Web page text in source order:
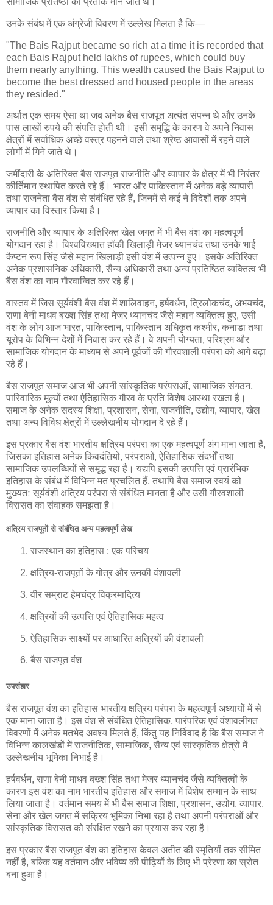
उनके संबंध में एक अंग्रेजी विवरण में उल्लेख मिलता है कि—
"The Bais Rajput became so rich at a time it is recorded that
each Bais Rajput held lakhs of rupees, which could buy
them nearly anything. This wealth caused the Bais Rajput to
become the best dressed and housed people in the areas
they resided."
अर्थात एक समय ऐसा था जब अनेक बैस राजपूत अत्यंत संपन्न थे और उनके
पास लाखों रुपये की संपत्ति होती थी। इसी समृद्धि के कारण वे अपने निवास
क्षेत्रों में सर्वाधिक अच्छे वस्त्र पहनने वाले तथा श्रेष्ठ आवासों में रहने वाले
लोगों में गिने जाते थे।
जमींदारी के अतिरिक्त बैस राजपूत राजनीति और व्यापार के क्षेत्र में भी निरंतर
कीर्तिमान स्थापित करते रहे हैं। भारत और पाकिस्तान में अनेक बड़े व्यापारी
तथा राजनेता बैस वंश से संबंधित रहे हैं, जिनमें से कई ने विदेशों तक अपने
व्यापार का विस्तार किया है।
राजनीति और व्यापार के अतिरिक्त खेल जगत में भी बैस वंश का महत्वपूर्ण
योगदान रहा है। विश्वविख्यात हॉकी खिलाड़ी मेजर ध्यानचंद तथा उनके भाई
कैप्टन रूप सिंह जैसे महान खिलाड़ी इसी वंश में उत्पन्न हुए। इसके अतिरिक्त
अनेक प्रशासनिक अधिकारी, सैन्य अधिकारी तथा अन्य प्रतिष्ठित व्यक्तित्व भी
बैस वंश का नाम गौरवान्वित कर रहे हैं।
वास्तव में जिस सूर्यवंशी बैस वंश में शालिवाहन, हर्षवर्धन, त्रिलोकचंद, अभयचंद,
राणा बेनी माधव बख्श सिंह तथा मेजर ध्यानचंद जैसे महान व्यक्तित्व हुए, उसी
वंश के लोग आज भारत, पाकिस्तान, पाकिस्तान अधिकृत कश्मीर, कनाडा तथा
यूरोप के विभिन्न देशों में निवास कर रहे हैं। वे अपनी योग्यता, परिश्रम और
सामाजिक योगदान के माध्यम से अपने पूर्वजों की गौरवशाली परंपरा को आगे बढ़ा
रहे हैं।
बैस राजपूत समाज आज भी अपनी सांस्कृतिक परंपराओं, सामाजिक संगठन,
पारिवारिक मूल्यों तथा ऐतिहासिक गौरव के प्रति विशेष आस्था रखता है।
समाज के अनेक सदस्य शिक्षा, प्रशासन, सेना, राजनीति, उद्योग, व्यापार, खेल
तथा अन्य विविध क्षेत्रों में उल्लेखनीय योगदान दे रहे हैं।
इस प्रकार बैस वंश भारतीय क्षत्रिय परंपरा का एक महत्वपूर्ण अंग माना जाता है,
जिसका इतिहास अनेक किंवदंतियों, परंपराओं, ऐतिहासिक संदर्भों तथा
सामाजिक उपलब्धियों से समृद्ध रहा है। यद्यपि इसकी उत्पत्ति एवं प्रारंभिक
इतिहास के संबंध में विभिन्न मत प्रचलित हैं, तथापि बैस समाज स्वयं को
मुख्यतः सूर्यवंशी क्षत्रिय परंपरा से संबंधित मानता है और उसी गौरवशाली
विरासत का संवाहक समझता है।
क्षत्रिय राजपूतों से संबंधित अन्य महत्वपूर्ण लेख
राजस्थान का इतिहास : एक परिचय
क्षत्रिय-राजपूतों के गोत्र और उनकी वंशावली
वीर सम्राट हेमचंद्र विक्रमादित्य
क्षत्रियों की उत्पत्ति एवं ऐतिहासिक महत्व
ऐतिहासिक साक्ष्यों पर आधारित क्षत्रियों की वंशावली
बैस राजपूत वंश
उपसंहार
बैस राजपूत वंश का इतिहास भारतीय क्षत्रिय परंपरा के महत्वपूर्ण अध्यायों में से
एक माना जाता है। इस वंश से संबंधित ऐतिहासिक, पारंपरिक एवं वंशावलीगत
विवरणों में अनेक मतभेद अवश्य मिलते हैं, किंतु यह निर्विवाद है कि बैस समाज ने
विभिन्न कालखंडों में राजनीतिक, सामाजिक, सैन्य एवं सांस्कृतिक क्षेत्रों में
उल्लेखनीय भूमिका निभाई है।
हर्षवर्धन, राणा बेनी माधव बख्श सिंह तथा मेजर ध्यानचंद जैसे व्यक्तित्वों के
कारण इस वंश का नाम भारतीय इतिहास और समाज में विशेष सम्मान के साथ
लिया जाता है। वर्तमान समय में भी बैस समाज शिक्षा, प्रशासन, उद्योग, व्यापार,
सेना और खेल जगत में सक्रिय भूमिका निभा रहा है तथा अपनी परंपराओं और
सांस्कृतिक विरासत को संरक्षित रखने का प्रयास कर रहा है।
इस प्रकार बैस राजपूत वंश का इतिहास केवल अतीत की स्मृतियों तक सीमित
नहीं है, बल्कि यह वर्तमान और भविष्य की पीढ़ियों के लिए भी प्रेरणा का स्रोत
बना हुआ है।